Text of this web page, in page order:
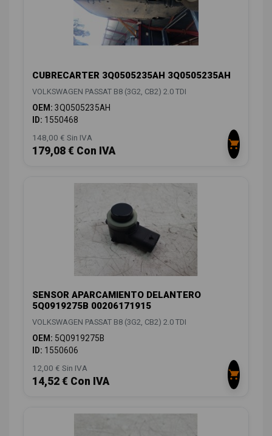
CUBRECARTER 3Q0505235AH 3Q0505235AH
VOLKSWAGEN PASSAT B8 (3G2, CB2) 2.0 TDI
OEM: 3Q0505235AH
ID: 1550468
148,00 € Sin IVA
179,08 € Con IVA
SENSOR APARCAMIENTO DELANTERO
5Q0919275B 00206171915
VOLKSWAGEN PASSAT B8 (3G2, CB2) 2.0 TDI
OEM: 5Q0919275B
ID: 1550606
12,00 € Sin IVA
14,52 € Con IVA